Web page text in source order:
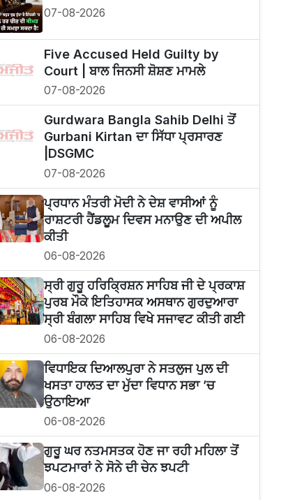
07-08-2026
Five Accused Held Guilty by
Court | ਬਾਲ ਜਿਨਸੀ ਸ਼ੋਸ਼ਣ ਮਾਮਲੇ
07-08-2026
Gurdwara Bangla Sahib Delhi ਤੋਂ
Gurbani Kirtan ਦਾ ਸਿੱਧਾ ਪ੍ਰਸਾਰਣ
|DSGMC
07-08-2026
ਪ੍ਰਧਾਨ ਮੰਤਰੀ ਮੋਦੀ ਨੇ ਦੇਸ਼ ਵਾਸੀਆਂ ਨੂੰ
ਰਾਸ਼ਟਰੀ ਹੈਂਡਲੂਮ ਦਿਵਸ ਮਨਾਉਣ ਦੀ ਅਪੀਲ
ਕੀਤੀ
06-08-2026
ਸ੍ਰੀ ਗੁਰੂ ਹਰਿਕ੍ਰਿਸ਼ਨ ਸਾਹਿਬ ਜੀ ਦੇ ਪ੍ਰਕਾਸ਼
ਪੁਰਬ ਮੌਕੇ ਇਤਿਹਾਸਕ ਅਸਥਾਨ ਗੁਰਦੁਆਰਾ
ਸ੍ਰੀ ਬੰਗਲਾ ਸਾਹਿਬ ਵਿਖੇ ਸਜਾਵਟ ਕੀਤੀ ਗਈ
06-08-2026
ਵਿਧਾਇਕ ਦਿਆਲਪੁਰਾ ਨੇ ਸਤਲੁਜ ਪੁਲ ਦੀ
ਖਸਤਾ ਹਾਲਤ ਦਾ ਮੁੱਦਾ ਵਿਧਾਨ ਸਭਾ ’ਚ
ਉਠਾਇਆ
06-08-2026
ਗੁਰੂ ਘਰ ਨਤਮਸਤਕ ਹੋਣ ਜਾ ਰਹੀ ਮਹਿਲਾ ਤੋਂ
ਝਪਟਮਾਰਾਂ ਨੇ ਸੋਨੇ ਦੀ ਚੇਨ ਝਪਟੀ
06-08-2026